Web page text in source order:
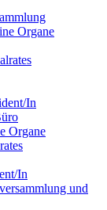
Organe
In
Organe
In
und